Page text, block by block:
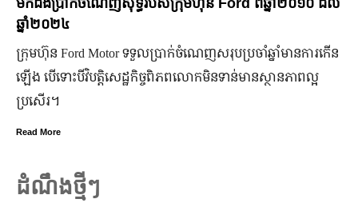
២៤
Ford Motor ទទួលប្រាក់ចំណេញសរុបប្រចាំឆ្នាំមានការកើន
ទោះបីវិបត្តិសេដ្ឋកិច្ចពិភពលោកមិនទាន់មានស្ថានភាពល្អ
មហាជ
កិត្តិយស
ដំណឹងថ្មីៗ